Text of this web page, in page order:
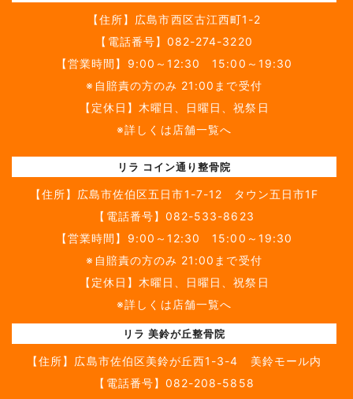
【住所】 広島市西区古江西町1-2
【電話番号】 082-274-3220
【営業時間】9:00～12:30 15:00～19:30
※自賠責の方のみ 21:00まで受付
【定休日】木曜日、日曜日、祝祭日
※詳しくは店舗一覧へ
リラ コイン通り整骨院
【住所】 広島市佐伯区五日市1-7-12 タウン五日市1F
【電話番号】 082-533-8623
【営業時間】9:00～12:30 15:00～19:30
※自賠責の方のみ 21:00まで受付
【定休日】木曜日、日曜日、祝祭日
※詳しくは店舗一覧へ
リラ 美鈴が丘整骨院
【住所】 広島市佐伯区美鈴が丘西1-3-4 美鈴モール内
【電話番号】 082-208-5858